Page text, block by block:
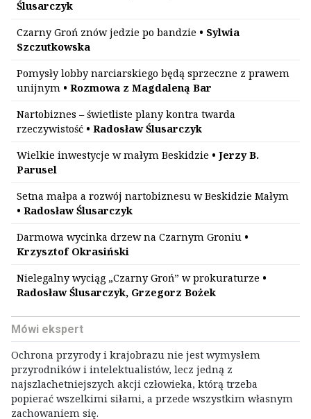
Ślusarczyk
Czarny Groń znów jedzie po bandzie • Sylwia
Szczutkowska
Pomysły lobby narciarskiego będą sprzeczne z prawem
unijnym • Rozmowa z Magdaleną Bar
Nartobiznes – świetliste plany kontra twarda
rzeczywistość • Radosław Ślusarczyk
Wielkie inwestycje w małym Beskidzie • Jerzy B.
Parusel
Setna małpa a rozwój nartobiznesu w Beskidzie Małym
• Radosław Ślusarczyk
Darmowa wycinka drzew na Czarnym Groniu •
Krzysztof Okrasiński
Nielegalny wyciąg „Czarny Groń” w prokuraturze •
Radosław Ślusarczyk, Grzegorz Bożek
Mówi ekspert
Ochrona przyrody i krajobrazu nie jest wymysłem
przyrodników i intelektualistów, lecz jedną z
najszlachetniejszych akcji człowieka, którą trzeba
popierać wszelkimi siłami, a przede wszystkim własnym
zachowaniem się.